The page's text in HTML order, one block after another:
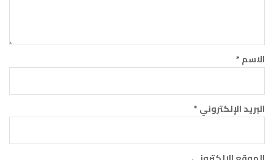
الاسم*
البريد الإلكتروني*